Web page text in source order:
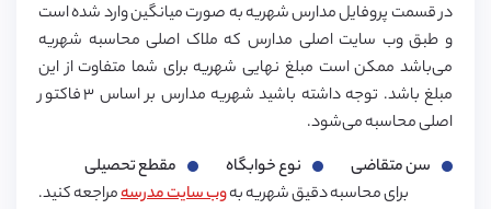
در قسمت پروفایل مدارس شهریه به صورت میانگین وارد شده است
و طبق وب سایت اصلی مدارس که ملاک اصلی محاسبه شهریه
می‌باشد ممکن است مبلغ نهایی شهریه برای شما متفاوت از این
مبلغ باشد. توجه داشته باشید شهریه مدارس بر اساس ۳ فاکتور
اصلی محاسبه می‌شود.
سن متقاضی
نوع خوابگاه
مقطع تحصیلی
برای محاسبه دقیق شهریه بهوب سایت مدرسهمراجعه کنید.